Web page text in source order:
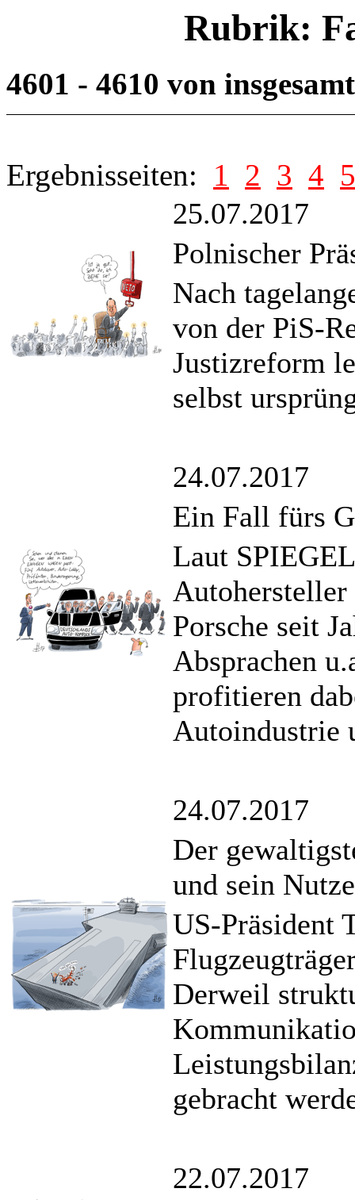
Rubrik:
4601 - 4610 von
Ergebnisseiten: 1 2 3 4 5
25.07.2017
Polnischer
Nach
von der PiS-
Justizreform
selbst
24.07.2017
Ein Fall fürs
Laut
Porsche seit
Absprachen
profitieren
Autoindustrie
24.07.2017
Der
und sein
US-Präsident
Derweil
gebracht
22.07.2017